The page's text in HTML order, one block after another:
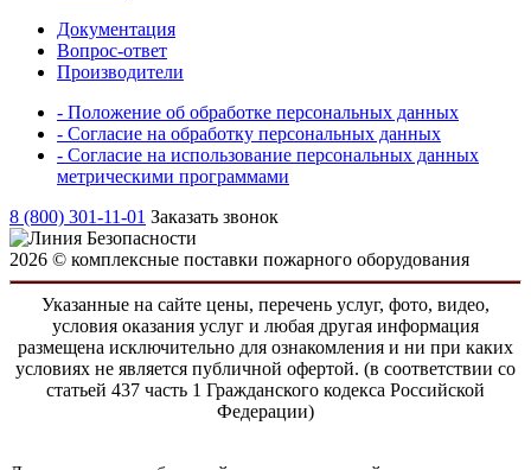
Документация
Вопрос-ответ
Производители
- Положение об обработке персональных данных
- Согласие на обработку персональных данных
- Согласие на использование персональных данных
метрическими программами
8 (800) 301-11-01 Заказать звонок
2026 © комплексные поставки пожарного оборудования
Указанные на сайте цены, перечень услуг, фото, видео,
условия оказания услуг и любая другая информация
размещена исключительно для ознакомления и ни при каких
условиях не является публичной офертой. (в соответствии со
статьей 437 часть 1 Гражданского кодекса Российской
Федерации)